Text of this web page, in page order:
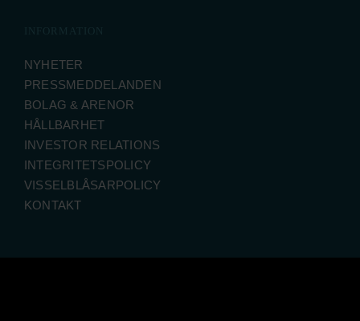
NYHETER
PRESSMEDDELANDEN
BOLAG & ARENOR
HÅLLBARHET
INVESTOR RELATIONS
INTEGRITETSPOLICY
VISSELBLÅSARPOLICY
KONTAKT